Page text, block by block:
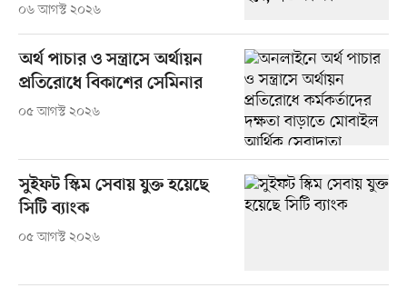
০৬ আগস্ট ২০২৬
অর্থ পাচার ও সন্ত্রাসে অর্থায়ন
প্রতিরোধে বিকাশের সেমিনার
০৫ আগস্ট ২০২৬
সুইফট স্কিম সেবায় যুক্ত হয়েছে
সিটি ব্যাংক
০৫ আগস্ট ২০২৬